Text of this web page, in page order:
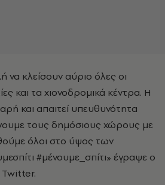
να κλείσουν αύριο όλες οι
και τα χιονοδρομικά κέντρα. Η
και απαιτεί υπευθυνότητα
τους δημόσιους χώρους με
όλοι στο ύψος των
#μένουμε_σπίτι» έγραψε ο